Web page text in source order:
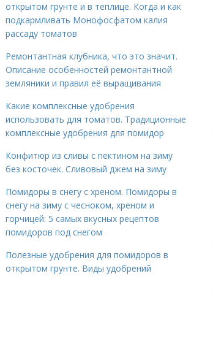
открытом грунте и в теплице. Когда и как
подкармливать Монофосфатом калия
рассаду томатов
Ремонтантная клубника, что это значит.
Описание особенностей ремонтантной
земляники и правил её выращивания
Какие комплексные удобрения
использовать для томатов. Традиционные
комплексные удобрения для помидор
Конфитюр из сливы с пектином на зиму
без косточек. Сливовый джем на зиму
Помидоры в снегу с хреном. Помидоры в
снегу на зиму с чесноком, хреном и
горчицей: 5 самых вкусных рецептов
помидоров под снегом
Полезные удобрения для помидоров в
открытом грунте. Виды удобрений